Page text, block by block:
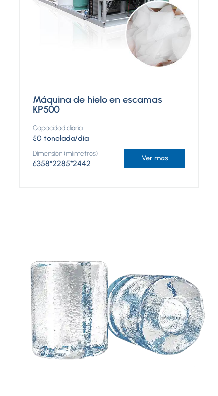
Máquina de hielo en escamas
KP500
Capacidad diaria
50 tonelada/día
Dimensión (milímetros)
6358*2285*2442
Ver más
Necesita una solución